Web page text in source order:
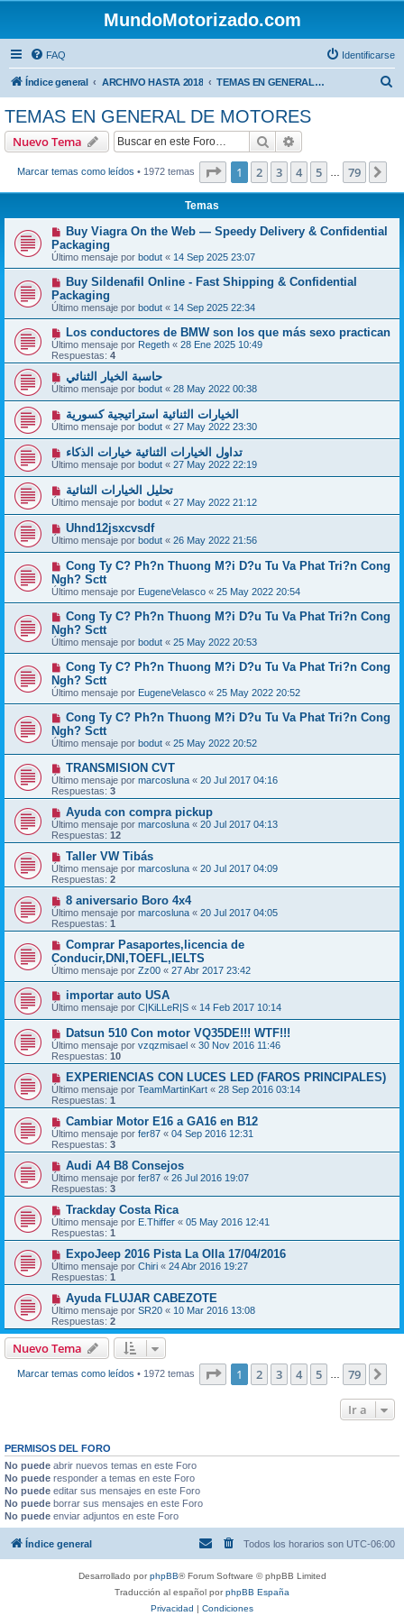
MundoMotorizado.com
FAQ Identificarse
Índice general ARCHIVO HASTA 2018 TEMAS EN GENERAL DE MOTORES
TEMAS EN GENERAL DE MOTORES
Nuevo Tema Buscar
Marcar temas como leídos • 1972 temas Página de 79
1 2 3 4 5 79
Temas
Buy Viagra On the Web — Speedy Delivery & Confidential
Packaging
Último mensaje por bodut « 14 Sep 2025 23:07
Buy Sildenafil Online - Fast Shipping & Confidential
Packaging
Último mensaje por bodut « 14 Sep 2025 22:34
Los conductores de BMW son los que más sexo practican
Último mensaje por Regeth « 28 Ene 2025 10:49
Respuestas: 4
حاسبة الخيار الثنائي
Último mensaje por bodut « 28 May 2022 00:38
الخيارات الثنائية استراتيجية كسورية
Último mensaje por bodut « 27 May 2022 23:30
تداول الخيارات الثنائية خيارات الذكاء
Último mensaje por bodut « 27 May 2022 22:19
تحليل الخيارات الثنائية
Último mensaje por bodut « 27 May 2022 21:12
Uhnd12jsxcvsdf
Último mensaje por bodut « 26 May 2022 21:56
Cong Ty C? Ph?n Thuong M?i D?u Tu Va Phat Tri?n Cong
Ngh? Sctt
Último mensaje por EugeneVelasco « 25 May 2022 20:54
Cong Ty C? Ph?n Thuong M?i D?u Tu Va Phat Tri?n Cong
Ngh? Sctt
Último mensaje por bodut « 25 May 2022 20:53
Cong Ty C? Ph?n Thuong M?i D?u Tu Va Phat Tri?n Cong
Ngh? Sctt
Último mensaje por EugeneVelasco « 25 May 2022 20:52
Cong Ty C? Ph?n Thuong M?i D?u Tu Va Phat Tri?n Cong
Ngh? Sctt
Último mensaje por bodut « 25 May 2022 20:52
TRANSMISION CVT
Último mensaje por marcosluna « 20 Jul 2017 04:16
Respuestas: 3
Ayuda con compra pickup
Último mensaje por marcosluna « 20 Jul 2017 04:13
Respuestas: 12
Taller VW Tibás
Último mensaje por marcosluna « 20 Jul 2017 04:09
Respuestas: 2
8 aniversario Boro 4x4
Último mensaje por marcosluna « 20 Jul 2017 04:05
Respuestas: 1
Comprar Pasaportes,licencia de
Conducir,DNI,TOEFL,IELTS
Último mensaje por Zz00 « 27 Abr 2017 23:42
importar auto USA
Último mensaje por C|KiLLeR|S « 14 Feb 2017 10:14
Datsun 510 Con motor VQ35DE!!! WTF!!!
Último mensaje por vzqzmisael « 30 Nov 2016 11:46
Respuestas: 10
EXPERIENCIAS CON LUCES LED (FAROS PRINCIPALES)
Último mensaje por TeamMartinKart « 28 Sep 2016 03:14
Respuestas: 1
Cambiar Motor E16 a GA16 en B12
Último mensaje por fer87 « 04 Sep 2016 12:31
Respuestas: 3
Audi A4 B8 Consejos
Último mensaje por fer87 « 26 Jul 2016 19:07
Respuestas: 3
Trackday Costa Rica
Último mensaje por E.Thiffer « 05 May 2016 12:41
Respuestas: 1
ExpoJeep 2016 Pista La Olla 17/04/2016
Último mensaje por Chiri « 24 Abr 2016 19:27
Respuestas: 1
Ayuda FLUJAR CABEZOTE
Último mensaje por SR20 « 10 Mar 2016 13:08
Respuestas: 2
Nuevo Tema
Marcar temas como leídos • 1972 temas Página de 79
1 2 3 4 5 79
Ir a
PERMISOS DEL FORO
No puede abrir nuevos temas en este Foro
No puede responder a temas en este Foro
No puede editar sus mensajes en este Foro
No puede borrar sus mensajes en este Foro
No puede enviar adjuntos en este Foro
Índice general Todos los horarios son UTC-06:00
Desarrollado porphpBB® Forum Software © phpBB Limited
Traducción al español porphpBB España
Privacidad | Condiciones